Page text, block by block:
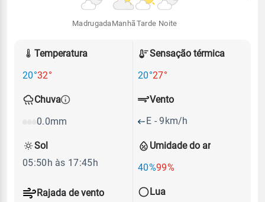
Madrugada Manhã Tarde Noite
Temperatura
20°32°
Sensação térmica
20°27°
Chuva
0.0mm
Umidade do ar
40%99%
Vento
E - 9km/h
Rajada de vento
Sol
05:50h às 17:45h
Lua